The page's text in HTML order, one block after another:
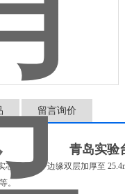
留言询价
青岛实验
芯理化板，边缘双层加厚至
。